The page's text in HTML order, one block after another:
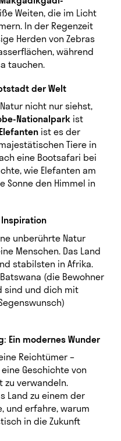
Weiten, die im Licht
In der Regenzeit
Herden von Zebras
während
tauchen.
der Welt
nicht nur siehst,
Nationalpark ist
ist es der
Tiere in
eine Bootsafari bei
wie Elefanten am
Sonne den Himmel in
Inspiration
unberührte Natur
Menschen. Das Land
stabilsten in Afrika.
(die Bewohner
sind und dich mit
Ein modernes Wunder
Reichtümer –
Geschichte von
zu verwandeln.
Land zu einem der
und erfahre, warum
in die Zukunft